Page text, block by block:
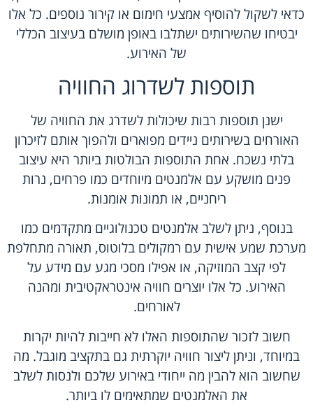
כדאי לשקול להוסיף אמצעי חימום או קירור נוספים. כל אלו
יבטיחו שהשירותים ישתלבו באופן מושלם בעיצוב הכללי
של האירוע.
תוספות לשדרוג החוויה
ישנן תוספות רבות שיכולות לשדרג את החוויה של
האורחים בשירותים ניידים מפוארים ולהפוך אותם לזיכרון
בלתי נשכח. אחת התוספות הבולטות ביותר היא עיצוב
פנים מושקע עם אלמנטים מיוחדים כמו פרחים, נרות
ריחניים, או תמונות אומנות.
בנוסף, ניתן לשלב אלמנטים טכנולוגיים מתקדמים כמו
מערכת שמע אישית עם רמקולים בלוטוס, תאורה מתחלפת
לפי קצב המוזיקה, או אפילו מסכי מגע עם מידע על
האירוע. כל אלו יוצרים חוויה אינטראקטיבית ומהנה
לאורחים.
חשוב לזכור שהתוספות האלו לא חייבות להיות יקרות
במיוחד, וניתן ליצור חוויה יוקרתית גם בתקציב מוגבל. מה
שחשוב הוא להבין מה ייחודי באירוע שלכם ולנסות לשלב
את האלמנטים שמתאימים לו ביותר.